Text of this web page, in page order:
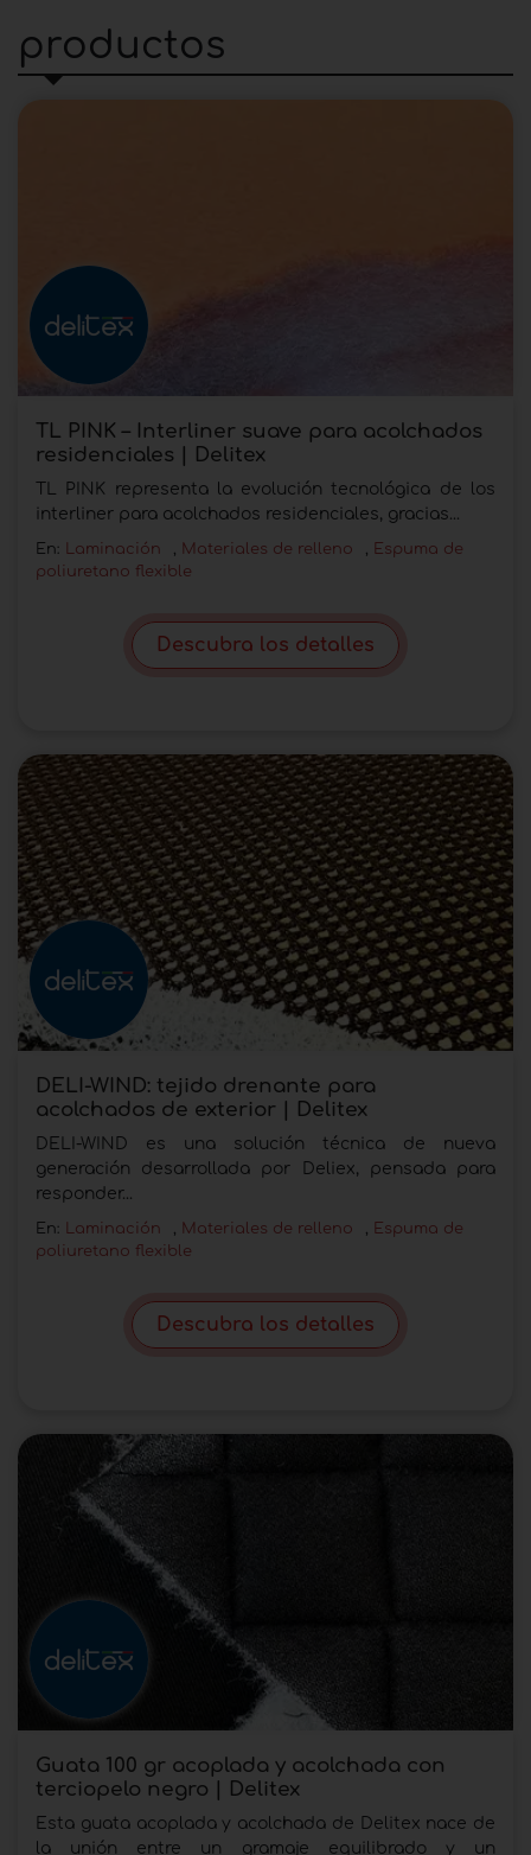
productos
TL PINK – Interliner suave para acolchados
residenciales | Delitex
TL PINK representa la evolución tecnológica de los
interliner para acolchados residenciales, gracias...
En: Laminación Materiales de relleno
Espuma de
poliuretano flexible
Descubra los detalles
DELI-WIND: tejido drenante para
acolchados de exterior | Delitex
DELI-WIND es una solución técnica de nueva
generación desarrollada por Deliex, pensada para
responder...
En: Laminación Materiales de relleno
Espuma de
poliuretano flexible
Descubra los detalles
Guata 100 gr acoplada y acolchada con
terciopelo negro | Delitex
Esta guata acoplada y acolchada de Delitex nace de
la unión entre un gramaje equilibrado y un